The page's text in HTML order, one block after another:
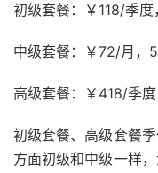
初级套餐：￥118/季度
中级套餐：￥72/月，
高级套餐：￥418/季度
初级套餐、高级套餐
方面初级和中级一样